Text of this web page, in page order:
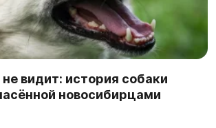
видит: история собаки
новосибирцами